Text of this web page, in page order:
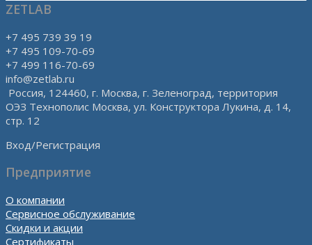
ZETLAB
+7 495 739 39 19
+7 495 109-70-69
+7 499 116-70-69
info@zetlab.ru
Россия, 124460, г. Москва, г. Зеленоград, территория
ОЭЗ Технополис Москва, ул. Конструктора Лукина, д. 14,
стр. 12
Вход/Регистрация
Предприятие
О компании
Сервисное обслуживание
Скидки и акции
Сертификаты